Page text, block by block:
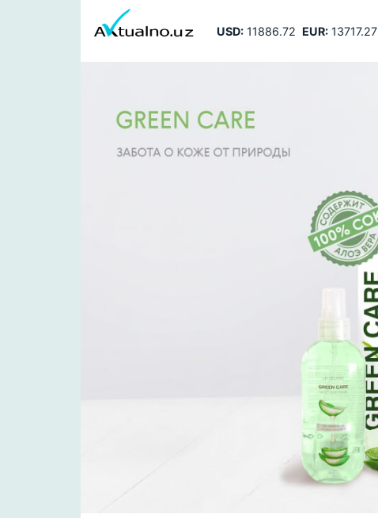
USD:11886.72 EUR:13717.27